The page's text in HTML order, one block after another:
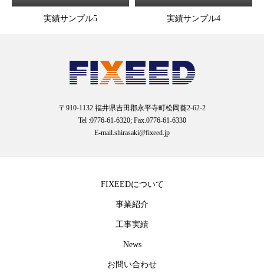
実績サンプル5 実績サンプル4
〒910-1132 福井県吉田郡永平寺町松岡葵2-62-2
Tel :0776-61-6320; Fax.0776-61-6330
E-mail.shirasaki@fixeed.jp
FIXEEDについて
事業紹介
工事実績
News
お問い合わせ